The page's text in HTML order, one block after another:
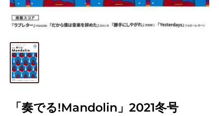
「奏でる!Mandolin」2021冬号